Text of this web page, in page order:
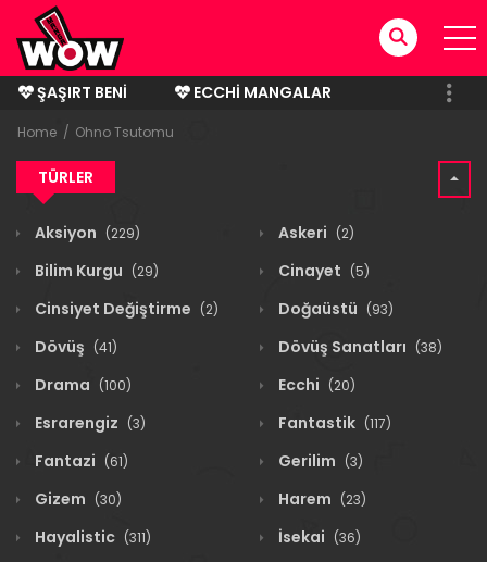
ŞAŞIRT BENI
ECCHI MANGALAR
BITMIŞ MANGALAR
Home Ohno Tsutomu
TÜRLER
Aksiyon (229) Askeri (2)
Bilim Kurgu (29) Cinayet (5)
Cinsiyet Değiştirme (2) Doğaüstü (93)
Dövüş (41) Dövüş Sanatları (38)
Drama (100) Ecchi (20)
Esrarengiz (3) Fantastik (117)
Fantazi (61) Gerilim (3)
Gizem (30) Harem (23)
Hayalistic (311) İsekai (36)